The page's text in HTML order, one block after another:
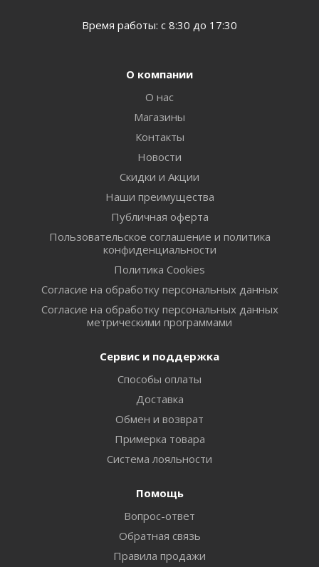
Время работы: с 8:30 до 17:30
О компании
О нас
Магазины
Контакты
Новости
Скидки и Акции
Наши преимущества
Публичная оферта
Пользовательское соглашение и политика
конфиденциальности
Политика Cookies
Согласие на обработку персональных данных
Согласие на обработку персональных данных
метрическими программами
Сервис и поддержка
Способы оплаты
Доставка
Обмен и возврат
Примерка товара
Система лояльности
Помощь
Вопрос-ответ
Обратная связь
Правила продажи